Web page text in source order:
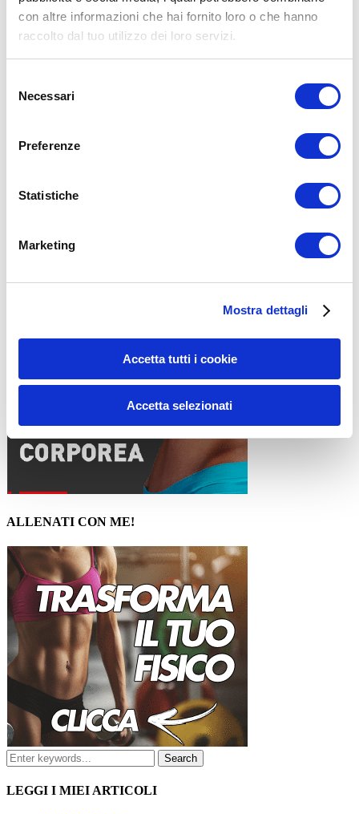
con altre informazioni che hai fornito loro o che hanno
raccolto dal tuo utilizzo dei loro servizi.
delNecessari
Preferenze
Statistiche
Marketing
Mostra dettagli
Accetta tutti i cookie
Accetta selezionati
ALLENATI CON ME!
LEGGI I MIEI ARTICOLI